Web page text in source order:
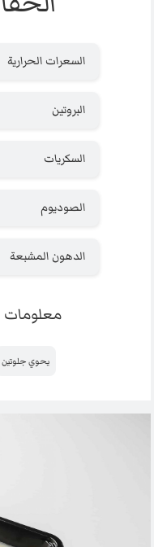
السعرات الحرارية
البروتين
السكريات
الصوديوم
الدهون المشبعة
معلومات
يحوي جلوتين